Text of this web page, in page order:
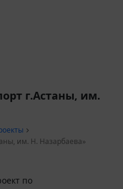
г.Астаны, им.
им. Н. Назарбаева»
по